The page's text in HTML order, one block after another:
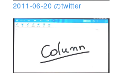
2011-06-20 のtwitter